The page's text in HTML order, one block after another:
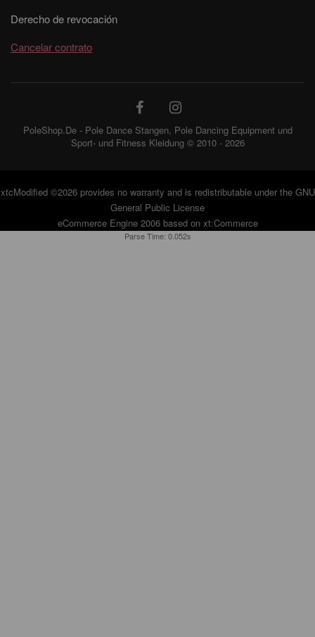
Derecho de revocación
Cancelar contrato
PoleShop.De - Pole Dance Stangen, Pole Dancing Equipment und
Sport- und Fitness Kleidung © 2010 - 2026
xtcModified©2026 provides no warranty and is redistributable under the GNU
General Public License
eCommerce Engine 2006 based on xt:Commerce
Parse Time: 0.052s